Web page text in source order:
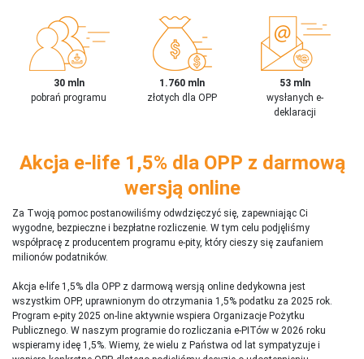
30 mln
pobrań programu
1.760 mln
złotych dla OPP
53 mln
wysłanych e-
deklaracji
Akcja e-life 1,5% dla OPP z darmową
wersją online
Za Twoją pomoc postanowiliśmy odwdzięczyć się, zapewniając Ci
wygodne, bezpieczne i bezpłatne rozliczenie. W tym celu podjęliśmy
współpracę z producentem programu e-pity, który cieszy się zaufaniem
milionów podatników.
Akcja e-life 1,5% dla OPP z darmową wersją online dedykowna jest
wszystkim OPP, uprawnionym do otrzymania 1,5% podatku za 2025 rok.
Program e-pity 2025 on-line aktywnie wspiera Organizacje Pożytku
Publicznego. W naszym programie do rozliczania e-PITów w 2026 roku
wspieramy ideę 1,5%. Wiemy, że wielu z Państwa od lat sympatyzuje i